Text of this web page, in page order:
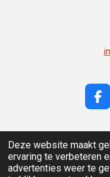
Deze website maakt
ervaring te verbeteren
advertenties weer te
F
a
b
o
o